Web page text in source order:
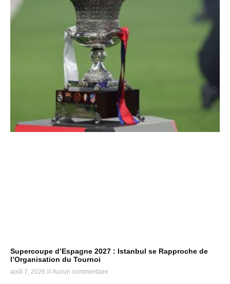
Supercoupe d’Espagne 2027 : Istanbul se Rapproche de
l’Organisation du Tournoi
août 7, 2026 Aucun commentaire